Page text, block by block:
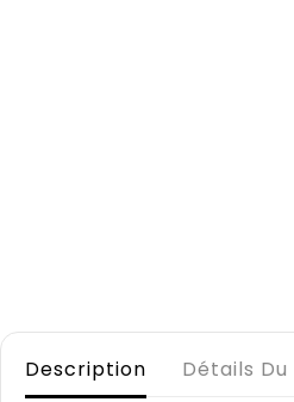
Description Détails